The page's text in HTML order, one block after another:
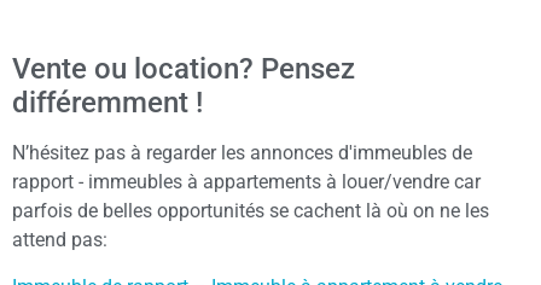
Vente ou location? Pensez
différemment !
N’hésitez pas à regarder les annonces d'immeubles de
rapport - immeubles à appartements à louer/vendre car
parfois de belles opportunités se cachent là où on ne les
attend pas: